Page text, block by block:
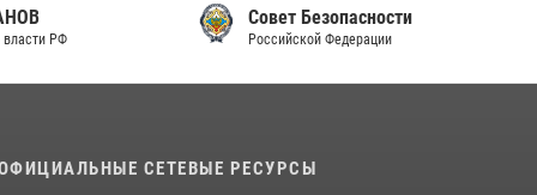
законодательства (видео)
Совет Безопасности
Российской Федерации
СЕТЕВЫЕ РЕСУРСЫ